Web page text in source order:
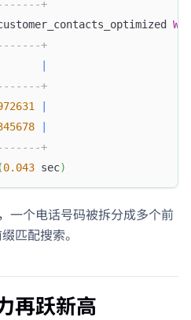
+
+
+
+
(0.043 sec)
一个电话号码被拆分成多个前
匹配搜索。
再跃新高